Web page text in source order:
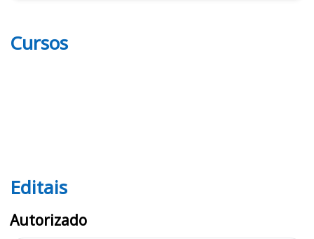
Cursos
Editais PC TO
Editais
Autorizado